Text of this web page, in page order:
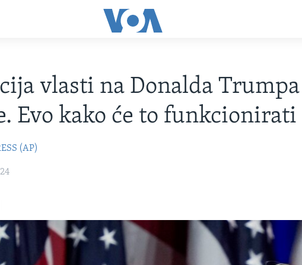
vlasti na Donalda Trumpa
Evo kako će to funkcionirati
(AP)